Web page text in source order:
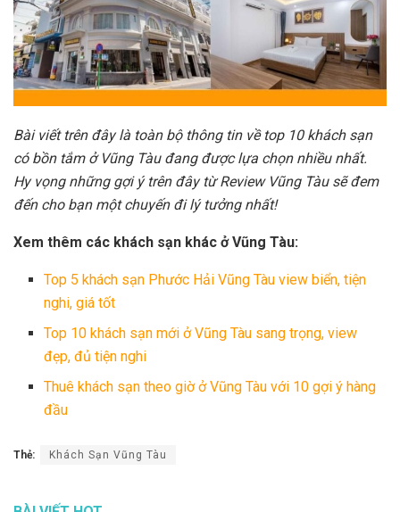
Bài viết trên đây là toàn bộ thông tin về top 10 khách sạn
có bồn tắm ở Vũng Tàu đang được lựa chọn nhiều nhất.
Hy vọng những gợi ý trên đây từ Review Vũng Tàu sẽ đem
đến cho bạn một chuyến đi lý tưởng nhất!
Xem thêm các khách sạn khác ở Vũng Tàu:
Top 5 khách sạn Phước Hải Vũng Tàu view biển, tiện
nghi, giá tốt
Top 10 khách sạn mới ở Vũng Tàu sang trọng, view
đẹp, đủ tiện nghi
Thuê khách sạn theo giờ ở Vũng Tàu với 10 gợi ý hàng
đầu
Thẻ: Khách Sạn Vũng Tàu